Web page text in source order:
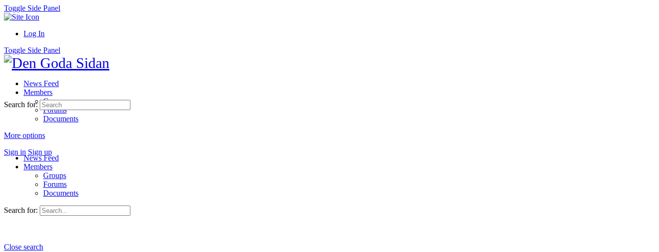
Toggle Side Panel
Log In
Toggle Side Panel
News Feed
Members
Groups
Forums
Documents
More options
Sign in Sign up
Search for:
News Feed
Members
Groups
Forums
Documents
Search for:
Close search